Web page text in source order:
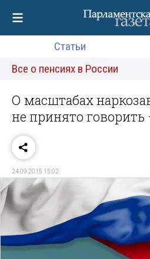
Статьи
Все о пенсиях в России
О масштабах
не принято говорить
24.09.2015 15:02